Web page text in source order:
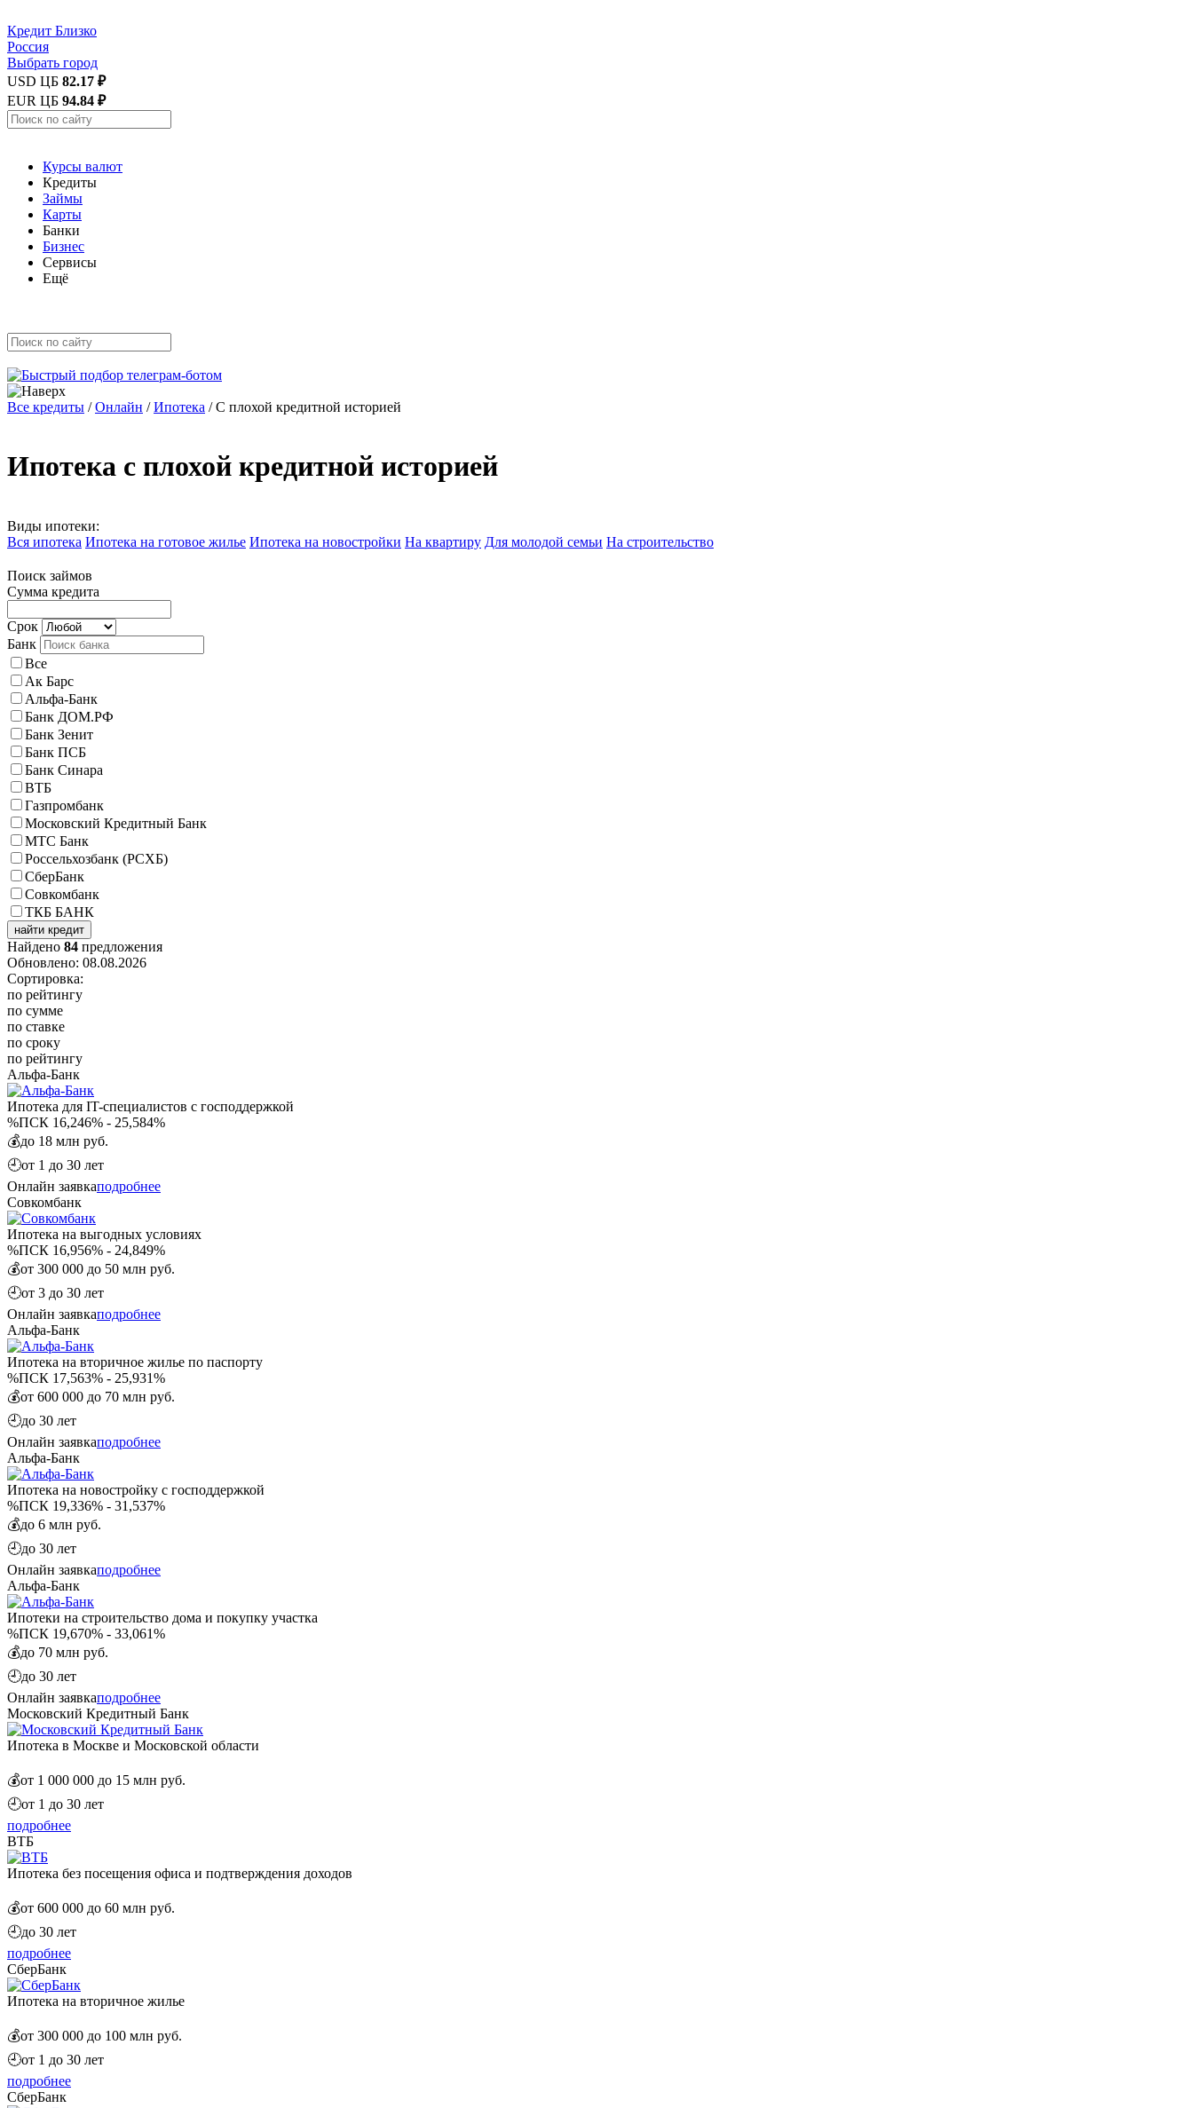
Кредит Близко
Россия
Выбрать город
USD ЦБ 82.17 ₽
EUR ЦБ 94.84 ₽
Курсы валют
Кредиты
Займы
Карты
Банки
Бизнес
Сервисы
Ещё
Все кредиты /Онлайн /Ипотека /С плохой кредитной историей
Ипотека с плохой кредитной историей
Виды ипотеки:
Вся ипотека Ипотека на готовое жилье Ипотека на новостройки На квартиру Для молодой семьи На строительство
Поиск займов
Сумма кредита
Срок
Банк
Все
Ак Барс
Альфа-Банк
Банк ДОМ.РФ
Банк Зенит
Банк ПСБ
Банк Синара
ВТБ
Газпромбанк
Московский Кредитный Банк
МТС Банк
Россельхозбанк (РСХБ)
СберБанк
Совкомбанк
ТКБ БАНК
найти кредит
Найдено 84 предложения
Обновлено: 08.08.2026
Сортировка:
по рейтингу
по сумме
по ставке
по сроку
по рейтингу
Альфа-Банк
Ипотека для IT-специалистов с господдержкой
%ПСК 16,246% - 25,584%
💰до 18 млн руб.
🕘от 1 до 30 лет
Онлайн заявкаподробнее
Совкомбанк
Ипотека на выгодных условиях
%ПСК 16,956% - 24,849%
💰от 300 000 до 50 млн руб.
🕘от 3 до 30 лет
Онлайн заявкаподробнее
Альфа-Банк
Ипотека на вторичное жилье по паспорту
%ПСК 17,563% - 25,931%
💰от 600 000 до 70 млн руб.
🕘до 30 лет
Онлайн заявкаподробнее
Альфа-Банк
Ипотека на новостройку с господдержкой
%ПСК 19,336% - 31,537%
💰до 6 млн руб.
🕘до 30 лет
Онлайн заявкаподробнее
Альфа-Банк
Ипотеки на строительство дома и покупку участка
%ПСК 19,670% - 33,061%
💰до 70 млн руб.
🕘до 30 лет
Онлайн заявкаподробнее
Московский Кредитный Банк
Ипотека в Москве и Московской области
💰от 1 000 000 до 15 млн руб.
🕘от 1 до 30 лет
подробнее
ВТБ
Ипотека без посещения офиса и подтверждения доходов
💰от 600 000 до 60 млн руб.
🕘до 30 лет
подробнее
СберБанк
Ипотека на вторичное жилье
💰от 300 000 до 100 млн руб.
🕘от 1 до 30 лет
подробнее
СберБанк